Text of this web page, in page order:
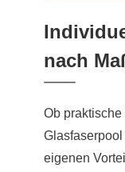
nach
Ob
eigenen